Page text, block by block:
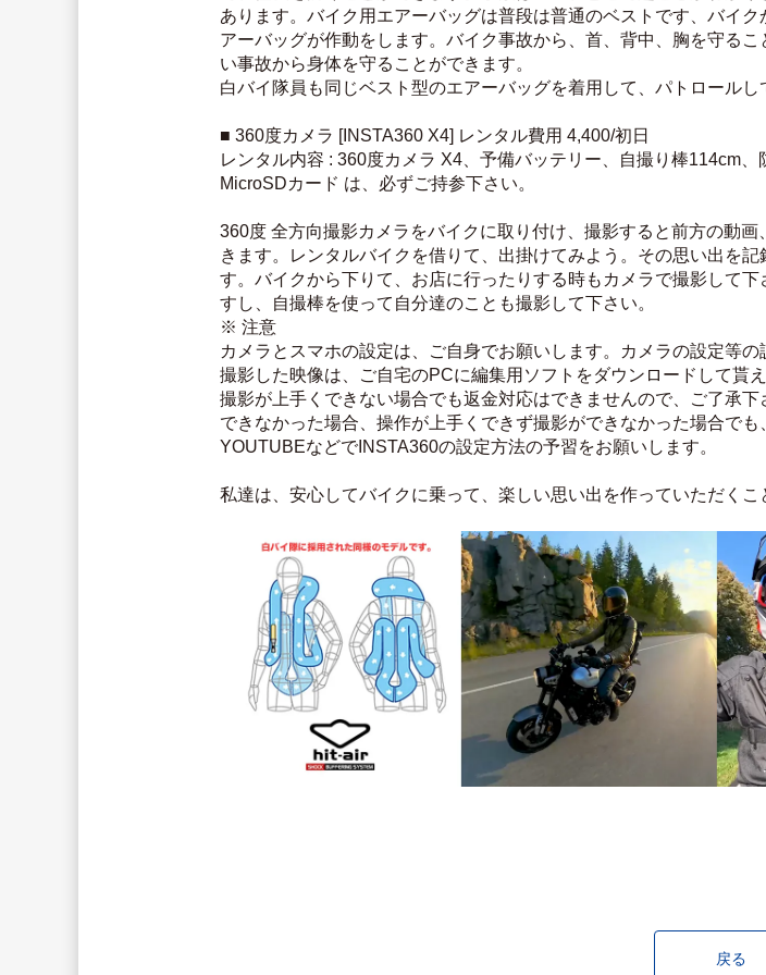
あります。バイク用エアーバッグは普段は普通のベストです、バイ
アーバッグが作動をします。バイク事故から、首、背中、胸を守る
い事故から身体を守ることができます。
白バイ隊員も同じベスト型のエアーバッグを着用して、パトロールし
■ 360度カメラ [INSTA360 X4] レンタル費用 4,400/初日
レンタル内容 : 360度カメラ X4、予備バッテリー、自撮り棒114cm
MicroSDカード は、必ずご持参下さい。
360度 全方向撮影カメラをバイクに取り付け、撮影すると前方の動
きます。レンタルバイクを借りて、出掛けてみよう。その思い出を
す。バイクから下りて、お店に行ったりする時もカメラで撮影して
すし、自撮棒を使って自分達のことも撮影して下さい。
※ 注意
カメラとスマホの設定は、ご自身でお願いします。カメラの設定等の
撮影した映像は、ご自宅のPCに編集用ソフトをダウンロードして貰
撮影が上手くできない場合でも返金対応はできませんので、ご了承
できなかった場合、操作が上手くできず撮影ができなかった場合で
YOUTUBEなどでINSTA360の設定方法の予習をお願いします。
私達は、安心してバイクに乗って、楽しい思い出を作っていただくこ
戻る